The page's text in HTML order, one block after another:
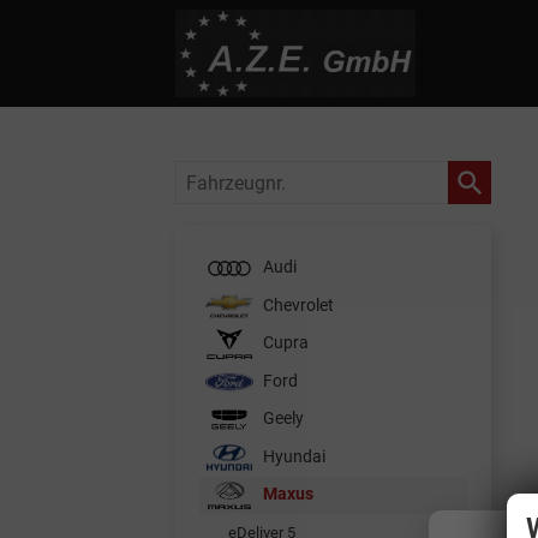
Fahrzeugnr.
Audi
Chevrolet
Cupra
Ford
Geely
Hyundai
Maxus
eDeliver 5